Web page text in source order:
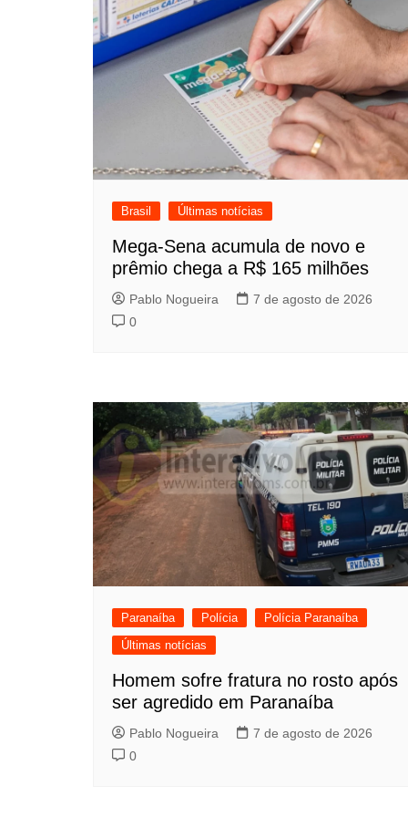
Brasil Últimas notícias
Mega-Sena acumula de novo e
prêmio chega a R$ 165 milhões
Pablo Nogueira
7 de agosto de 2026
0
Paranaíba Polícia
Polícia Paranaíba
Últimas notícias
Homem sofre fratura no rosto após
ser agredido em Paranaíba
Pablo Nogueira
7 de agosto de 2026
0